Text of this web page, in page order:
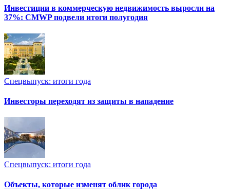
Инвестиции в коммерческую недвижимость выросли на
37%: CMWP подвели итоги полугодия
Спецвыпуск: итоги года
Инвесторы переходят из защиты в нападение
Спецвыпуск: итоги года
Объекты, которые изменят облик города